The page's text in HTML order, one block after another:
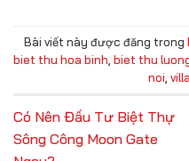
Bài viết này được đăng trong
biet thu hoa binh biet thu
noi
Có Nên Đầu Tư Biệt Thự
Sông Công Moon Gate